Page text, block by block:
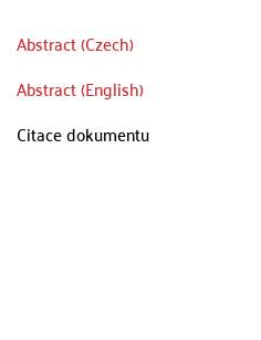
Abstract (Czech)
Abstract (English)
Citace dokumentu